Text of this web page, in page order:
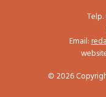
Telp.
Email:
© 2026